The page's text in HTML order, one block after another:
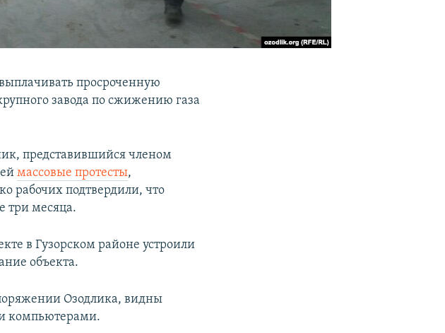
просроченную
завода по сжижению газа
представившийся членом
массовые протесты,
рабочих подтвердили, что
три месяца.
в Гузорском районе устроили
объекта.
Озодлика, видны
компьютерами.